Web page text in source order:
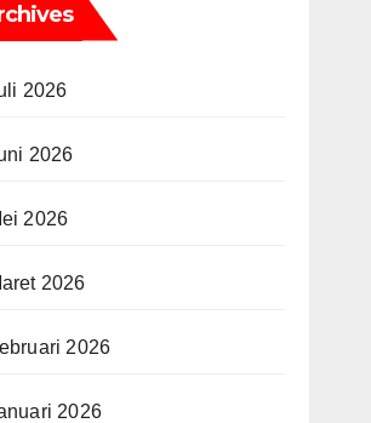
2026
2026
2026
2026
2026
2026